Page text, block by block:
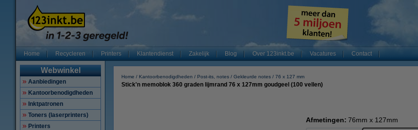
Home Recycleren Printers Klantendienst Zakelijk Blog Over 123inkt.be Vacatures Contact
Webwinkel
Aanbiedingen
Kantoorbenodigdheden
Inktpatronen
Toners (laserprinters)
Printers
Home Kantoorbenodigdheden Post-its, notes Gekleurde notes 76 x 127 mm
Stick'n memoblok 360 graden lijmrand 76 x 127mm goudgeel (100 vellen)
Afmetingen: 76mm x 127mm